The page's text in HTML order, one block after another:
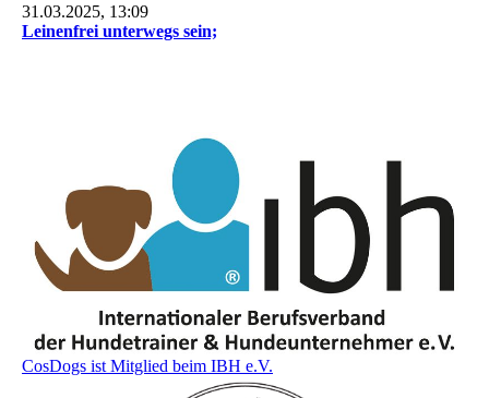
31.03.2025, 13:09
Leinenfrei unterwegs sein;
CosDogs ist Mitglied beim IBH e.V.